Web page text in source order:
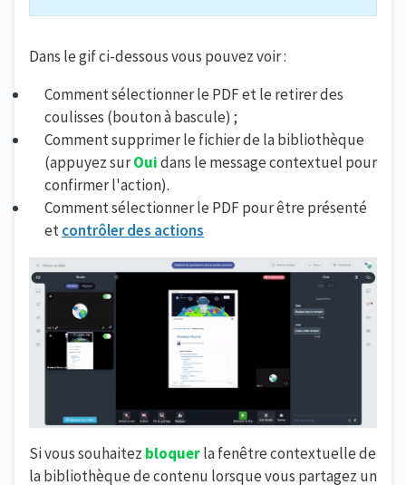
Dans le gif ci-dessous vous pouvez voir :
Comment sélectionner le PDF et le retirer des
coulisses (bouton à bascule) ;
Comment supprimer le fichier de la bibliothèque
(appuyez surOuidans le message contextuel pour
confirmer l'action).
Comment sélectionner le PDF pour être présenté
etcontrôler des actions
Si vous souhaitez bloquerla fenêtre contextuelle de
la bibliothèque de contenu lorsque vous partagez un